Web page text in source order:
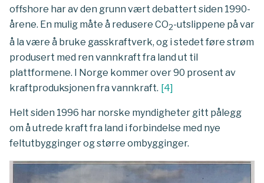
offshore har av den grunn vært debattert siden 1990-
årene. En mulig måte å redusere CO2-utslippene på var
å la være å bruke gasskraftverk, og i stedet føre strøm
produsert med ren vannkraft fra land ut til
plattformene. I Norge kommer over 90 prosent av
kraftproduksjonen fra vannkraft. [4]
Helt siden 1996 har norske myndigheter gitt pålegg
om å utrede kraft fra land i forbindelse med nye
feltutbygginger og større ombygginger.